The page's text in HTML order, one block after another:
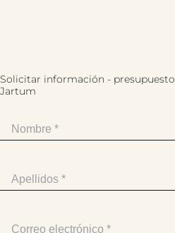
Solicitar información -
Jartum